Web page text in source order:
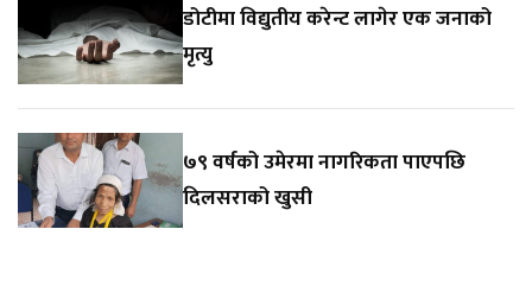
डोटीमा विद्युतीय करेन्ट लागेर एक जनाको
मृत्यु
७९ वर्षको उमेरमा नागरिकता पाएपछि
दिलसराको खुसी